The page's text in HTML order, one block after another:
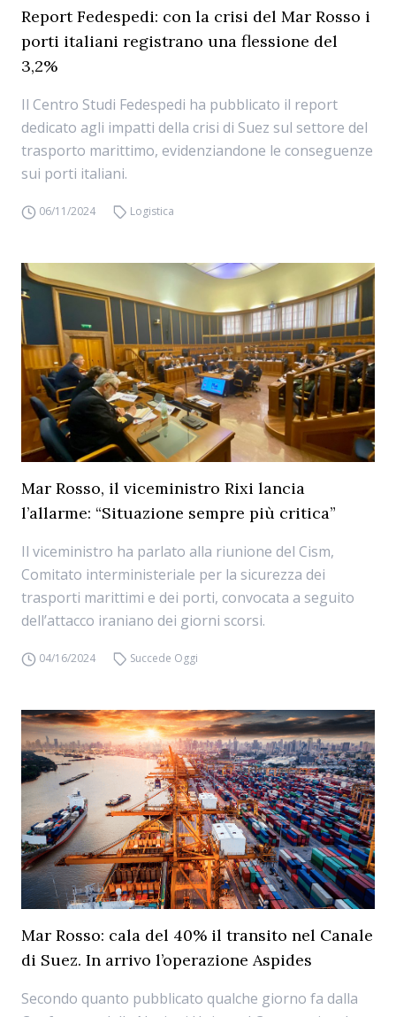
Report Fedespedi: con la crisi del Mar Rosso i
porti italiani registrano una flessione del
3,2%
Il Centro Studi Fedespedi ha pubblicato il report
dedicato agli impatti della crisi di Suez sul settore del
trasporto marittimo, evidenziandone le conseguenze
sui porti italiani.
06/11/2024 Logistica
Mar Rosso, il viceministro Rixi lancia
l’allarme: “Situazione sempre più critica”
Il viceministro ha parlato alla riunione del Cism,
Comitato interministeriale per la sicurezza dei
trasporti marittimi e dei porti, convocata a seguito
dell’attacco iraniano dei giorni scorsi.
04/16/2024 Succede Oggi
Mar Rosso: cala del 40% il transito nel Canale
di Suez. In arrivo l’operazione Aspides
Secondo quanto pubblicato qualche giorno fa dalla